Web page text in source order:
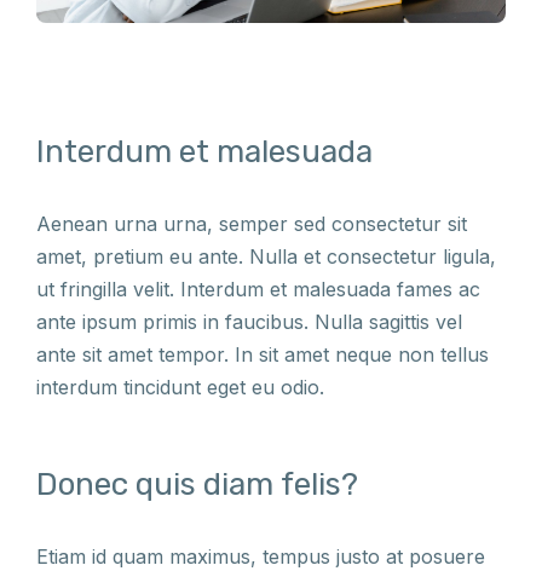
Interdum et malesuada
Aenean urna urna, semper sed consectetur sit
amet, pretium eu ante. Nulla et consectetur ligula,
ut fringilla velit. Interdum et malesuada fames ac
ante ipsum primis in faucibus. Nulla sagittis vel
ante sit amet tempor. In sit amet neque non tellus
interdum tincidunt eget eu odio.
Donec quis diam felis?
Etiam id quam maximus, tempus justo at posuere